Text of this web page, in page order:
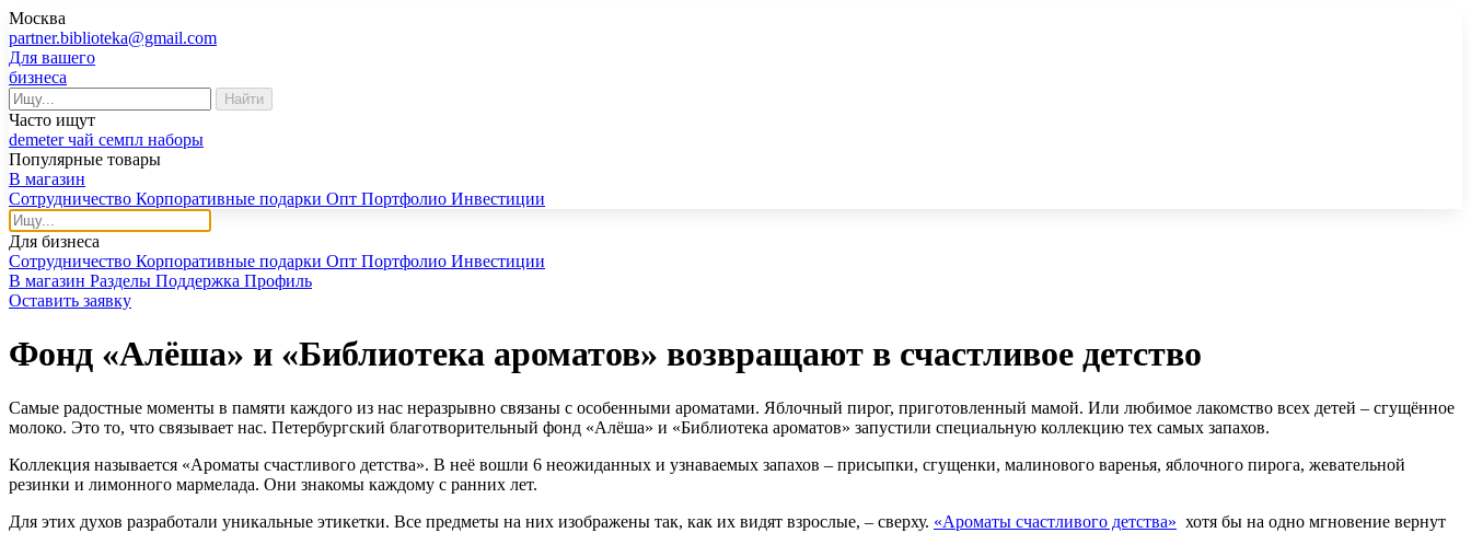
Москва
partner.biblioteka@gmail.com
Для вашего
бизнеса
Найти
Часто ищут
demeterчай семпл наборы
Популярные товары
В магазин
Сотрудничество Корпоративные подарки Опт Портфолио Инвестиции
Для бизнеса
Сотрудничество Корпоративные подарки Опт Портфолио Инвестиции
В магазин Разделы Поддержка Профиль
Оставить заявку
Фонд «Алёша» и «Библиотека ароматов» возвращают в счастливое детство
Самые радостные моменты в памяти каждого из нас неразрывно связаны с особенными ароматами. Яблочный пирог, приготовленный мамой. Или любимое лакомство всех детей – сгущённое
молоко. Это то, что связывает нас. Петербургский благотворительный фонд «Алёша» и «Библиотека ароматов» запустили специальную коллекцию тех самых запахов.
Коллекция называется «Ароматы счастливого детства». В неё вошли 6 неожиданных и узнаваемых запахов – присыпки, сгущенки, малинового варенья, яблочного пирога, жевательной
резинки и лимонного мармелада. Они знакомы каждому с ранних лет.
Для этих духов разработали уникальные этикетки. Все предметы на них изображены так, как их видят взрослые, – сверху. «Ароматы счастливого детства» хотя бы на одно мгновение вернут